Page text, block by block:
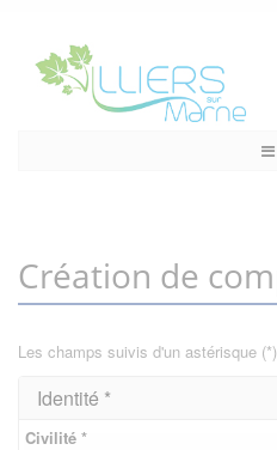
Création de
Les champs suivis d'un astérisque
Identité *
Civilité *